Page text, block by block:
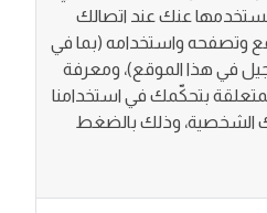
عنك عند اتصالك
وتصفحه واستخدامه (بما في
في هذا الموقع)، ومعرفة
بتحكّمك في استخدامنا
الشخصية، وذلك بالضغط